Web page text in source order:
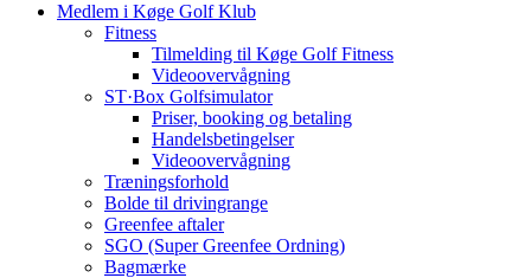
Medlem i Køge Golf Klub
Fitness
Tilmelding til Køge Golf Fitness
Videoovervågning
ST·Box Golfsimulator
Priser, booking og betaling
Handelsbetingelser
Videoovervågning
Træningsforhold
Bolde til drivingrange
Greenfee aftaler
SGO (Super Greenfee Ordning)
Bagmærke